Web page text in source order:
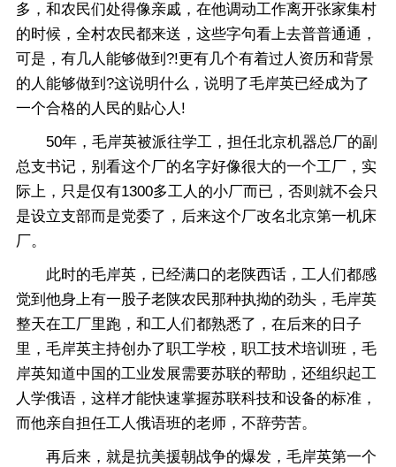
多，和农民们处得像亲戚，在他调动工作离开张家集村
的时候，全村农民都来送，这些字句看上去普普通通，
可是，有几人能够做到?!更有几个有着过人资历和背景
的人能够做到?这说明什么，说明了毛岸英已经成为了
一个合格的人民的贴心人!
50年，毛岸英被派往学工，担任北京机器总厂的副
总支书记，别看这个厂的名字好像很大的一个工厂，实
际上，只是仅有1300多工人的小厂而已，否则就不会只
是设立支部而是党委了，后来这个厂改名北京第一机床
厂。
此时的毛岸英，已经满口的老陕西话，工人们都感
觉到他身上有一股子老陕农民那种执拗的劲头，毛岸英
整天在工厂里跑，和工人们都熟悉了，在后来的日子
里，毛岸英主持创办了职工学校，职工技术培训班，毛
岸英知道中国的工业发展需要苏联的帮助，还组织起工
人学俄语，这样才能快速掌握苏联科技和设备的标准，
而他亲自担任工人俄语班的老师，不辞劳苦。
再后来，就是抗美援朝战争的爆发，毛岸英第一个